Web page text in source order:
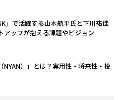
」で活躍する山本航平氏と下川祐佳
アップが抱える課題やビジョン
NYAN）」とは？実用性・将来性・投